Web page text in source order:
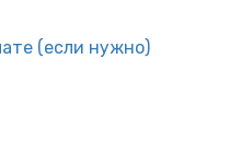
(если нужно)